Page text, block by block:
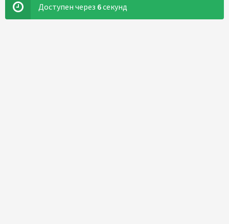
Доступен через 5секунд